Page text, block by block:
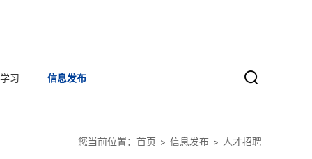
习 信息发布
您当前位置： 首页 信息发布 人才招聘